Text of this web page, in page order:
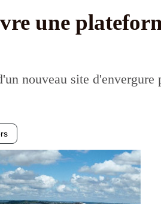
une
nouveau site d'envergure